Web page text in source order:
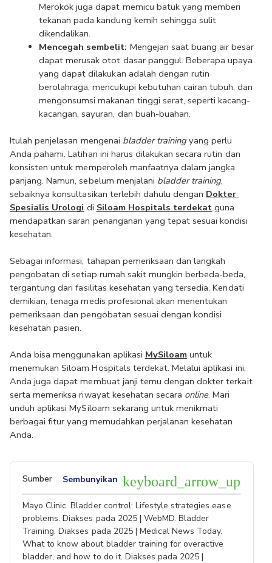
Merokok juga dapat memicu batuk yang memberi
tekanan pada kandung kemih sehingga sulit
dikendalikan.
Mencegah sembelit: Mengejan saat buang air besar
dapat merusak otot dasar panggul. Beberapa upaya
yang dapat dilakukan adalah dengan rutin
berolahraga, mencukupi kebutuhan cairan tubuh, dan
mengonsumsi makanan tinggi serat, seperti kacang-
kacangan, sayuran, dan buah-buahan.
Itulah penjelasan mengenai bladder training yang perlu
Anda pahami. Latihan ini harus dilakukan secara rutin dan
konsisten untuk memperoleh manfaatnya dalam jangka
panjang. Namun, sebelum menjalani bladder training,
sebaiknya konsultasikan terlebih dahulu dengan Dokter
Spesialis Urologi di Siloam Hospitals terdekat guna
mendapatkan saran penanganan yang tepat sesuai kondisi
kesehatan.
Sebagai informasi, tahapan pemeriksaan dan langkah
pengobatan di setiap rumah sakit mungkin berbeda-beda,
tergantung dari fasilitas kesehatan yang tersedia. Kendati
demikian, tenaga medis profesional akan menentukan
pemeriksaan dan pengobatan sesuai dengan kondisi
kesehatan pasien.
Anda bisa menggunakan aplikasi MySiloam untuk
menemukan Siloam Hospitals terdekat. Melalui aplikasi ini,
Anda juga dapat membuat janji temu dengan dokter terkait
serta memeriksa riwayat kesehatan secara online. Mari
unduh aplikasi MySiloam sekarang untuk menikmati
berbagai fitur yang memudahkan perjalanan kesehatan
Anda.
Sumber Sembunyikan keyboard_arrow_up
Mayo Clinic. Bladder control: Lifestyle strategies ease
problems. Diakses pada 2025 | WebMD. Bladder
Training. Diakses pada 2025 | Medical News Today.
What to know about bladder training for overactive
bladder, and how to do it. Diakses pada 2025 |